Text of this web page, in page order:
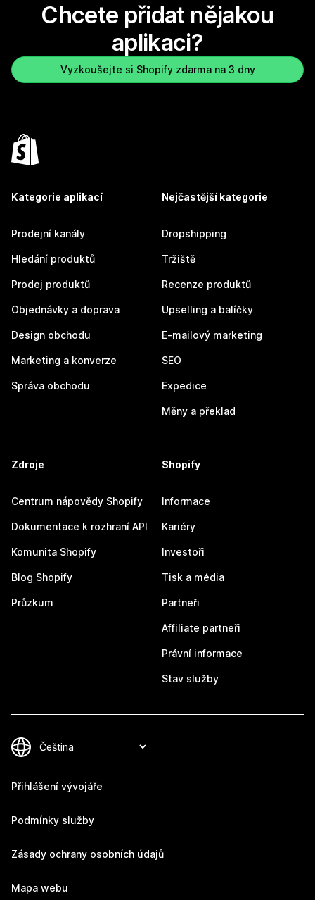
Chcete přidat nějakou
aplikaci?
Vyzkoušejte si Shopify zdarma na 3 dny
Kategorie aplikací
Prodejní kanály
Hledání produktů
Prodej produktů
Objednávky a doprava
Design obchodu
Marketing a konverze
Správa obchodu
Nejčastější kategorie
Dropshipping
Tržiště
Recenze produktů
Upselling a balíčky
E-mailový marketing
SEO
Expedice
Měny a překlad
Zdroje
Centrum nápovědy Shopify
Dokumentace k rozhraní API
Komunita Shopify
Blog Shopify
Průzkum
Shopify
Informace
Kariéry
Investoři
Tisk a média
Partneři
Affiliate partneři
Právní informace
Stav služby
Přihlášení vývojáře
Podmínky služby
Zásady ochrany osobních údajů
Mapa webu